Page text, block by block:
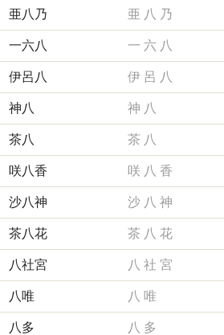
亜八乃 亜 八 乃
一六八 一 六 八
伊呂八 伊 呂 八
神八 神 八
茶八 茶 八
咲八香 咲 八 香
沙八神 沙 八 神
茶八花 茶 八 花
八社宮 八 社 宮
八唯 八 唯
八多 八 多